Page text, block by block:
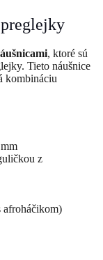
, ktoré sú
Tieto náušnice
kombináciu
z
afroháčikom)